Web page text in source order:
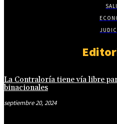
La Contraloría tiene vía libre
binacionales
septiembre 20, 2024